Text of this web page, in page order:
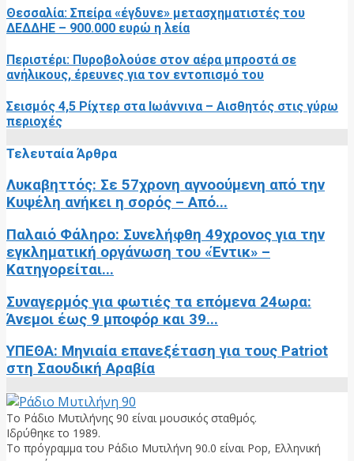
Θεσσαλία: Σπείρα «έγδυνε» μετασχηματιστές του
ΔΕΔΔΗΕ – 900.000 ευρώ η λεία
Περιστέρι: Πυροβολούσε στον αέρα μπροστά σε
ανήλικους, έρευνες για τον εντοπισμό του
Σεισμός 4,5 Ρίχτερ στα Ιωάννινα – Αισθητός στις γύρω
περιοχές
Τελευταία Άρθρα
Λυκαβηττός: Σε 57χρονη αγνοούμενη από την
Κυψέλη ανήκει η σορός – Από...
Παλαιό Φάληρο: Συνελήφθη 49χρονος για την
εγκληματική οργάνωση του «Έντικ» –
Κατηγορείται...
Συναγερμός για φωτιές τα επόμενα 24ωρα:
Άνεμοι έως 9 μποφόρ και 39...
ΥΠΕΘΑ: Μηνιαία επανεξέταση για τους Patriot
στη Σαουδική Αραβία
Το Ράδιο Μυτιλήνης 90 είναι μουσικός σταθμός.
Ιδρύθηκε το 1989.
Το πρόγραμμα του Ράδιο Μυτιλήνη 90.0 είναι Pop, Ελληνική